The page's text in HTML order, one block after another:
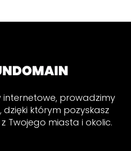
internetowe, prowadzimy
dzięki którym pozyskasz
Twojego miasta i okolic.